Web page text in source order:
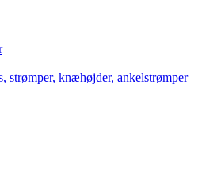
strømper, knæhøjder, ankelstrømper